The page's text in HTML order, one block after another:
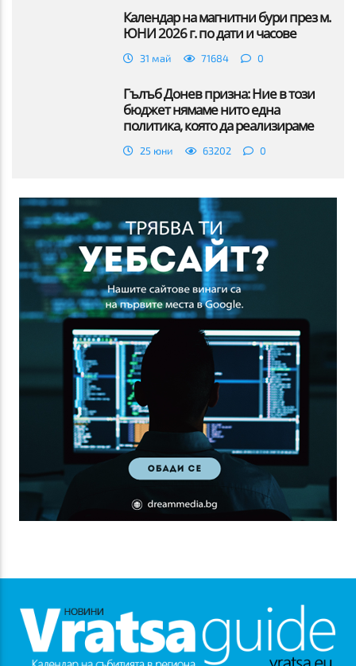
Календар на магнитни бури през м.
ЮНИ 2026 г. по дати и часове
31 май 71684 0
Гълъб Донев призна: Ние в този
бюджет нямаме нито една
политика, която да реализираме
25 юни 63202 0